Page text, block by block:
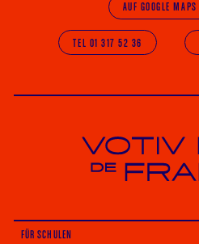
AUF GOOGLE
TEL 01 317 52 36
Votiv Kino und Kino De
FÜR SCHULEN